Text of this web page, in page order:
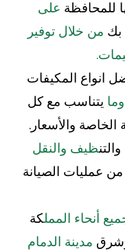
للمحافظة على
بك من خلال توفير
انواع المكيفات
يتناسب مع كل
والأسعار.
ظيف والنقل
من عمليات الصيانة
أنحاء المملكة
مدينة الدمام